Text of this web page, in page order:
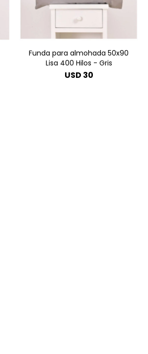
Funda para almohada 50x90
Lisa 400 Hilos - Gris
USD 30